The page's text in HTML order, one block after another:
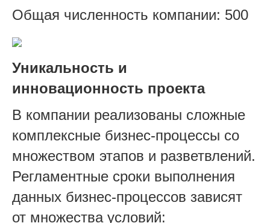
Общая численность компании: 500
Уникальность и
инновационность проекта
В компании реализованы сложные
комплексные бизнес-процессы со
множеством этапов и разветвлений.
Регламентные сроки выполнения
данных бизнес-процессов зависят
от множества условий: